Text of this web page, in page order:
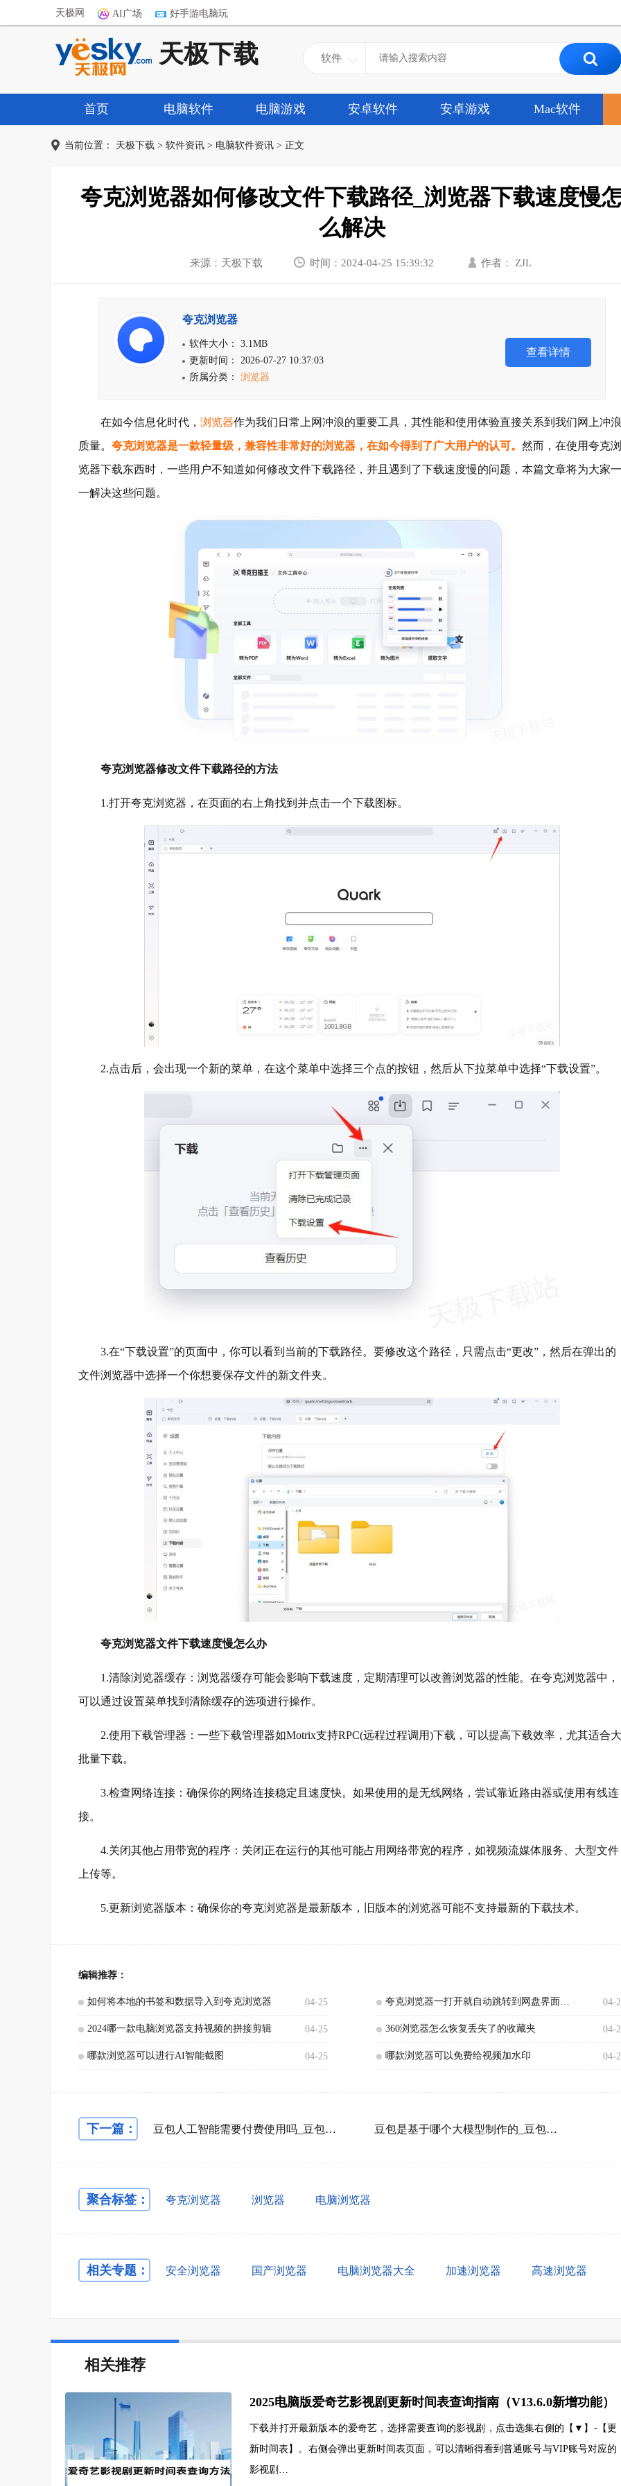
天极网 AI广场 好手游电脑玩
天极下载 软件
首页 电脑软件 电脑游戏 安卓软件 安卓游戏 Mac软件
当前位置： 天极下载 > 软件资讯 > 电脑软件资讯 > 正文
夸克浏览器如何修改文件下载路径_浏览器下载速度慢
么解决
来源：天极下载 时间：2024-04-25 15:39:32 作者： ZJL
夸克浏览器
软件大小： 3.1MB
更新时间： 2026-07-27 10:37:03
所属分类： 浏览器
查看详情
在如今信息化时代， 浏览器作为我们日常上网冲浪的重要工具，其性能和使用体验直接关系到我们网上冲浪
质量。 夸克浏览器是一款轻量级，兼容性非常好的浏览器，在如今得到了广大用户的认可。 然而，在使用夸克浏
览器下载东西时，一些用户不知道如何修改文件下载路径，并且遇到了下载速度慢的问题，本篇文章将为大家一
一解决这些问题。
夸克浏览器修改文件下载路径的方法
1.打开夸克浏览器，在页面的右上角找到并点击一个下载图标。
2.点击后，会出现一个新的菜单，在这个菜单中选择三个点的按钮，然后从下拉菜单中选择“下载设置”。
3.在“下载设置”的页面中，你可以看到当前的下载路径。要修改这个路径，只需点击“更改”，然后在弹出的
文件浏览器中选择一个你想要保存文件的新文件夹。
夸克浏览器文件下载速度慢怎么办
1.清除浏览器缓存：浏览器缓存可能会影响下载速度，定期清理可以改善浏览器的性能。在夸克浏览器中，
可以通过设置菜单找到清除缓存的选项进行操作。
2.使用下载管理器：一些下载管理器如Motrix支持RPC(远程过程调用)下载，可以提高下载效率，尤其适合大
批量下载。
3.检查网络连接：确保你的网络连接稳定且速度快。如果使用的是无线网络，尝试靠近路由器或使用有线连
接。
4.关闭其他占用带宽的程序：关闭正在运行的其他可能占用网络带宽的程序，如视频流媒体服务、大型文件
上传等。
5.更新浏览器版本：确保你的夸克浏览器是最新版本，旧版本的浏览器可能不支持最新的下载技术。
编辑推荐：
如何将本地的书签和数据导入到夸克浏览器 04-25 夸克浏览器一打开就自动跳转到网盘界面是什么原因 04-
2024哪一款电脑浏览器支持视频的拼接剪辑 04-25 360浏览器怎么恢复丢失了的收藏夹 04-
哪款浏览器可以进行AI智能截图 04-25 哪款浏览器可以免费给视频加水印 04-
下一篇： 豆包人工智能需要付费使用吗_豆包和文心一言对比哪个更好用 豆包是基于哪个大模型制作的_豆包都有哪些实用的功能
聚合标签： 夸克浏览器 浏览器 电脑浏览器
相关专题： 安全浏览器 国产浏览器 电脑浏览器大全 加速浏览器 高速浏览器
相关推荐
2025电脑版爱奇艺影视剧更新时间表查询指南（V13.6.0新增功能）
下载并打开最新版本的爱奇艺，选择需要查询的影视剧，点击选集右侧的【▼】-【更
新时间表】。右侧会弹出更新时间表页面，可以清晰得看到普通账号与VIP账号对应的
影视剧…